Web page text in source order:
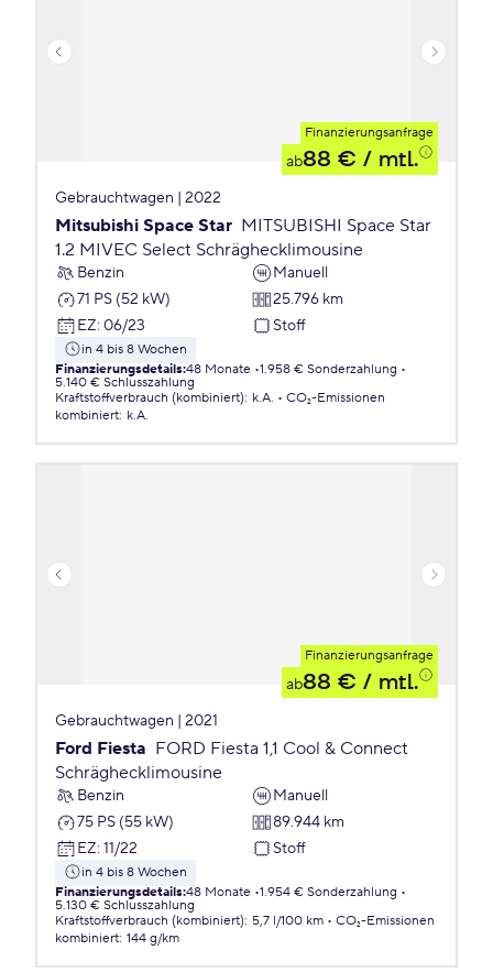
Finanzierungsanfrage
ab88 € / mtl.
Gebrauchtwagen | 2022
Mitsubishi Space Star MITSUBISHI Space Star
1.2 MIVEC Select Schräghecklimousine
Benzin
Manuell
71 PS (52 kW)
25.796 km
EZ: 06/23 Stoff
in 4 bis 8 Wochen
Finanzierungsdetails:48 Monate 1.958 € Sonderzahlung
5.140 € Schlusszahlung
Kraftstoffverbrauch (kombiniert): k.A.
CO₂-Emissionen
kombiniert: k.A.
Finanzierungsanfrage
ab88 € / mtl.
Gebrauchtwagen | 2021
Ford Fiesta FORD Fiesta 1,1 Cool & Connect
Schräghecklimousine
Benzin
Manuell
75 PS (55 kW)
89.944 km
EZ: 11/22 Stoff
in 4 bis 8 Wochen
Finanzierungsdetails:48 Monate 1.954 € Sonderzahlung
5.130 € Schlusszahlung
Kraftstoffverbrauch (kombiniert): 5,7 l/100 km
CO₂-Emissionen
kombiniert: 144 g/km